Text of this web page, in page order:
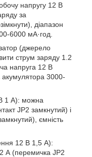
напругу 12 В
за
діапазон
6000 мА·год.
(джерело
струм заряду 1.2
напруга 12 В
акумулятора 3000-
1 А): можна
JP2 замкнутий) і
ємність
12 В 1,5 А):
А (перемичка JP2